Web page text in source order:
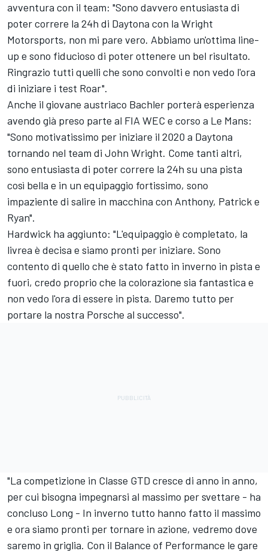
avventura con il team: "Sono davvero entusiasta di
poter correre la 24h di Daytona con la Wright
Motorsports, non mi pare vero. Abbiamo un'ottima line-
up e sono fiducioso di poter ottenere un bel risultato.
Ringrazio tutti quelli che sono convolti e non vedo l'ora
di iniziare i test Roar".
Anche il giovane austriaco Bachler porterà esperienza
avendo già preso parte al FIA WEC e corso a Le Mans:
"Sono motivatissimo per iniziare il 2020 a Daytona
tornando nel team di John Wright. Come tanti altri,
sono entusiasta di poter correre la 24h su una pista
così bella e in un equipaggio fortissimo, sono
impaziente di salire in macchina con Anthony, Patrick e
Ryan".
Hardwick ha aggiunto: "L'equipaggio è completato, la
livrea è decisa e siamo pronti per iniziare. Sono
contento di quello che è stato fatto in inverno in pista e
fuori, credo proprio che la colorazione sia fantastica e
non vedo l'ora di essere in pista. Daremo tutto per
portare la nostra Porsche al successo".
"La competizione in Classe GTD cresce di anno in anno,
per cui bisogna impegnarsi al massimo per svettare - ha
concluso Long - In inverno tutto hanno fatto il massimo
e ora siamo pronti per tornare in azione, vedremo dove
saremo in griglia. Con il Balance of Performance le gare